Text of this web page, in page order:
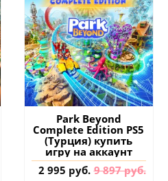
Park Beyond
Complete Edition PS5
(Турция) купить
игру на аккаунт
2 995 руб. 9 897 руб.